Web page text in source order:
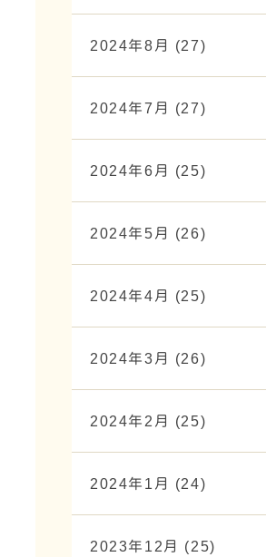
2024年8月 (27)
2024年7月 (27)
2024年6月 (25)
2024年5月 (26)
2024年4月 (25)
2024年3月 (26)
2024年2月 (25)
2024年1月 (24)
2023年12月 (25)